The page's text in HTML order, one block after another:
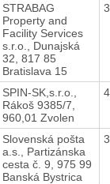
STRABAG
Property and
Facility Services
s.r.o., Dunajská
32, 817 85
Bratislava 15
SPIN-SK,s.r.o.,
Rákoš 9385/7,
960,01 Zvolen
Slovenská pošta
a.s., Partizánska
cesta č. 9, 975 99
Banská Bystrica